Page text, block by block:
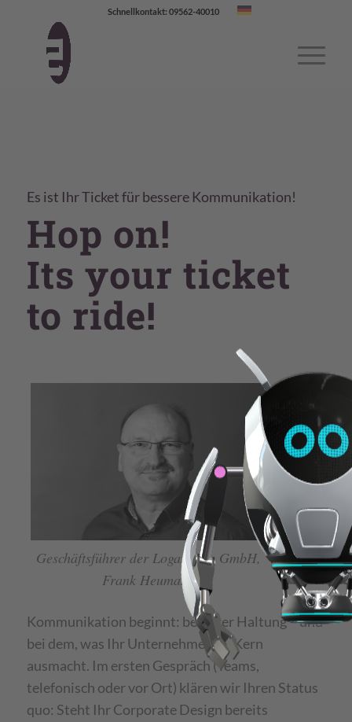
Schnellkontakt: 09562-40010
Es ist Ihr Ticket für bessere Kommunikation!
Hop on!
Its your ticket
to ride!
Geschäftsführer der Logan Five GmbH,
Frank Heumann
Wir
holen
Sie
dort
ab, wo
Kommunikation beginnt: bei Ihrer Haltung – und
bei dem, was Ihr Unternehmen im Kern
ausmacht. Im ersten Gespräch (Teams,
telefonisch oder vor Ort) klären wir Ihren Status
quo: Steht Ihr Corporate Design bereits